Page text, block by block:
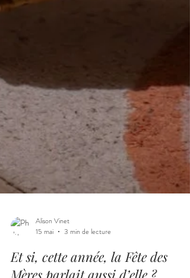
Alison Vinet
15 mai
3 min de lecture